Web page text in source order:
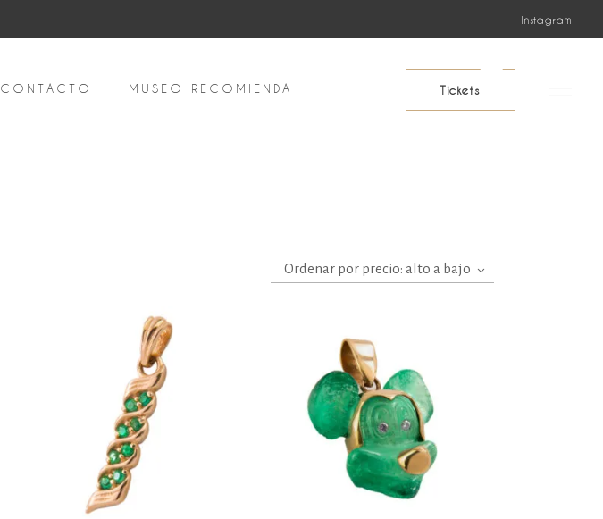
Instagram
CONTACTO MUSEO RECOMIENDA Tickets
Ordenar por precio: alto a bajo